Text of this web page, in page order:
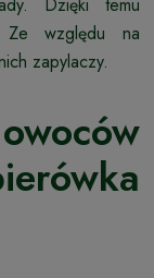
Ze względu na
zapylaczy.